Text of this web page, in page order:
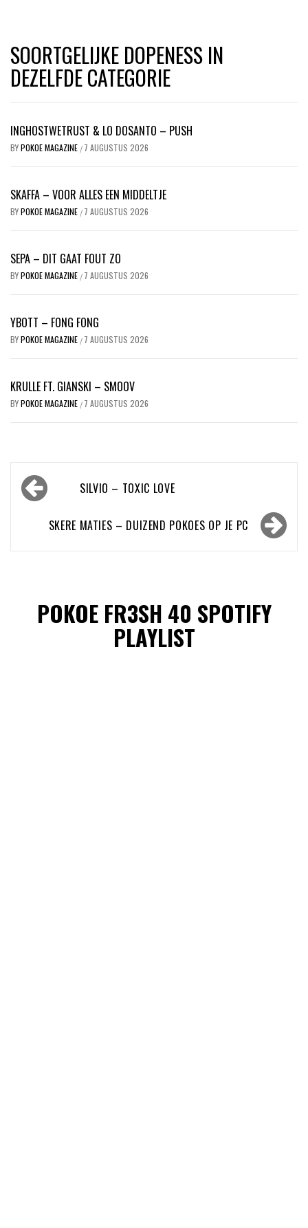
SOORTGELIJKE DOPENESS IN
DEZELFDE CATEGORIE
INGHOSTWETRUST & LO DOSANTO – PUSH
BYPOKOE MAGAZINE / 7 AUGUSTUS 2026
SKAFFA – VOOR ALLES EEN MIDDELTJE
BYPOKOE MAGAZINE / 7 AUGUSTUS 2026
SEPA – DIT GAAT FOUT ZO
BYPOKOE MAGAZINE / 7 AUGUSTUS 2026
YBOTT – FONG FONG
BYPOKOE MAGAZINE / 7 AUGUSTUS 2026
KRULLE FT. GIANSKI – SMOOV
BYPOKOE MAGAZINE / 7 AUGUSTUS 2026
Bericht
navigatieSILVIO – TOXIC LOVE
SKERE MATIES – DUIZEND POKOES OP JE PC
POKOE FR3SH 40 SPOTIFY
PLAYLIST